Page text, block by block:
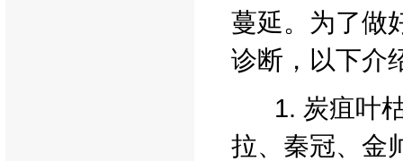
蔓延。为了做
诊断，以下介
1. 炭疽叶枯
拉、秦冠、金